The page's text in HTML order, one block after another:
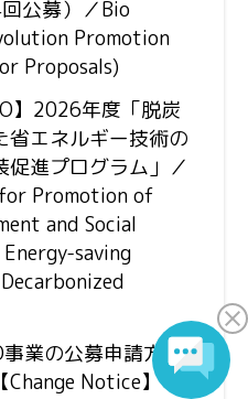
公募）／Bio
Promotion
Proposals)
】2026年度「脱炭
省エネルギー技術の
進プログラム」／
Promotion of
and Social
saving
事業の公募申請方法
Change Notice】